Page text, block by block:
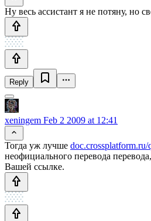
Ну весь ассистант я не потяну, но
Reply
xeningem Feb 2 2009 at 12:41
Тогда уж лучше doc.crossplatform.ru/
неофициального перевода
Вашей ссылке.